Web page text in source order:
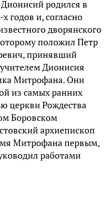
родился в
годов и, согласно
дворянского
положил Петр
принявший
Дионисия
Митрофана. Они
из самых ранних
церкви Рождества
Боровском
архиепископ
Митрофана первым,
работами